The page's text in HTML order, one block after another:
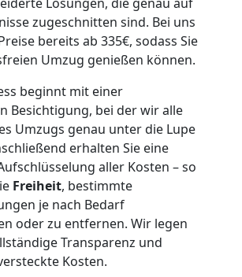
zugeschnitten sind. Bei uns
bereits ab 335€, sodass Sie
Umzug genießen können.
beginnt mit einer
Besichtigung, bei der wir alle
Umzugs genau unter die Lupe
erhalten Sie eine
aller Kosten – so
Freiheit, bestimmte
je nach Bedarf
oder zu entfernen. Wir legen
Transparenz und
Kosten.